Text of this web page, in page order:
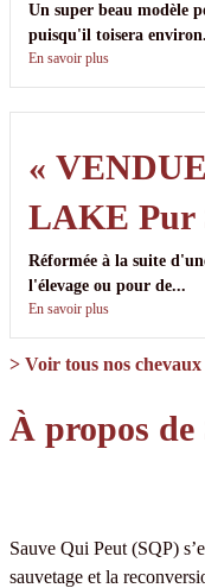
Un super beau modèle
puisqu'il toisera
En savoir plus
«
LAKE Pur
Réformée à la suite
l'élevage ou pour de...
En savoir plus
> Voir tous nos
À propos de
Sauve Qui Peut (SQP)
sauvetage et la